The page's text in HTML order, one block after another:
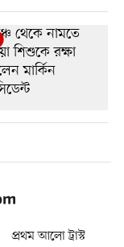
প্রথম আলো ট্রাস্ট